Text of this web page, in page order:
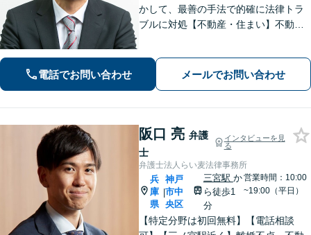
かして、最善の手法で的確に法律トラ
ブルに対処【不動産・住まい】不動産
携してワンストップで解決【夜間・休
日相談可】【元町駅7分】
電話でお問い合わせ メールでお問い合わせ
阪口 亮 弁護
士
インタビューを見
る
弁護士法人らい麦法律事務所
兵
庫
県
|
神戸
市中
央区
三宮駅 か
ら徒歩1
分
営業時間：10:00
~19:00（平日）
【特定分野は初回無料】【電話相談